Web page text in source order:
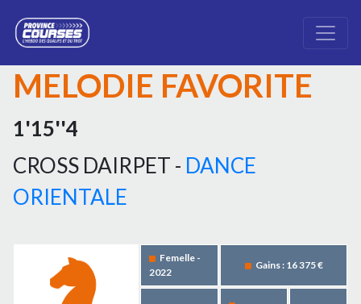
MELODIE FAVORITE
1'15''4
CROSS DAIRPET - DANCE
ORIENTALE
Femelle -
2022
Gains : 16 375 €